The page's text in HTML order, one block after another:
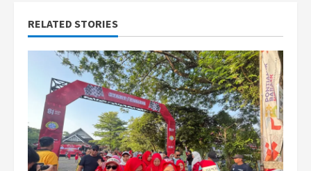
u
e
a
d
RELATED STORIES